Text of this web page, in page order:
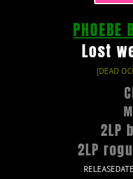
PHOEBE
Lost
[DEAD
2LP
2LP
RELEASEDATE